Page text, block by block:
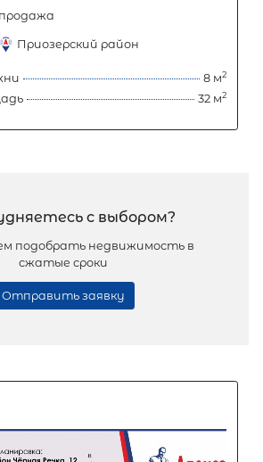
квартира площадью
р-н, Выборг г,
ул, д 16
кухни